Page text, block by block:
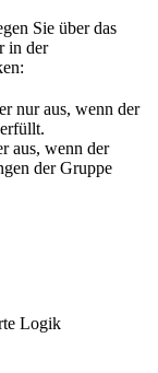
Sie über das
in der
nur aus, wenn der
aus, wenn der
der Gruppe
Logik